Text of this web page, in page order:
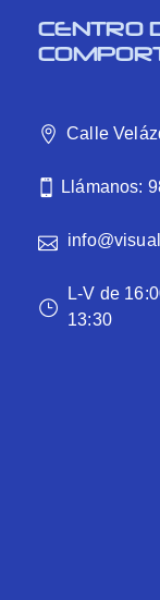
CENTRO
Calle
Llámanos:
L-V de
13:30